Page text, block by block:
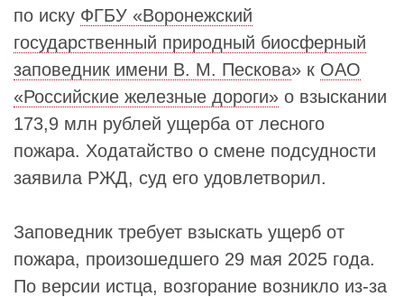
по иску ФГБУ «Воронежский
государственный природный биосферный
заповедник имени В. М. Пескова» к ОАО
«Российские железные дороги» о взыскании
173,9 млн рублей ущерба от лесного
пожара. Ходатайство о смене подсудности
заявила РЖД, суд его удовлетворил.
Заповедник требует взыскать ущерб от
пожара, произошедшего 29 мая 2025 года.
По версии истца, возгорание возникло из-за